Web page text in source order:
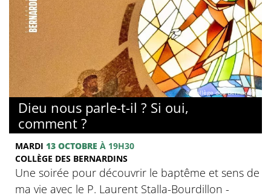
© Collège des Bernardins
Dieu nous parle-t-il ? Si oui,
comment ?
MARDI 13 OCTOBRE À 19H30
COLLÈGE DES BERNARDINS
Une soirée pour découvrir le baptême et sens de
ma vie avec le P. Laurent Stalla-Bourdillon -